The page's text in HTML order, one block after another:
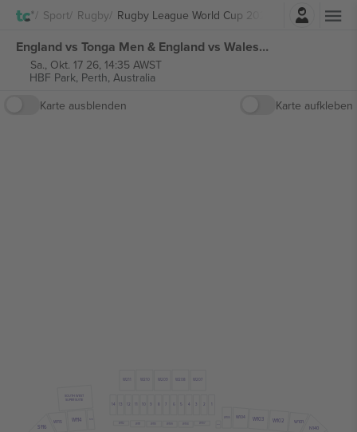
Sport Rugby Rugby League World Cup 2026
Einloggen
England vs Tonga Men & England vs Wales Women Rugby League World Cup 2026 tickets
Sa., Okt. 17 26, 14:35 AWST
HBF Park, Perth, Australia
Karte ausblenden
Karte aufkleben
W210 W209 W208 W207
W111 W110 W109 W108
W114 W102
W115 W101
W103
W104
S116 N140
9 8 7 6 5 4 3 2
14 13 12 11 10 1
SOUTH WEST
SUPER SUITE